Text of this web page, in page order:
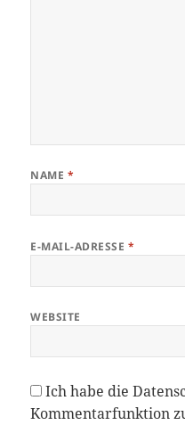
NAME *
E-MAIL-ADRESSE *
WEBSITE
Ich habe die
Kommentarfunktion